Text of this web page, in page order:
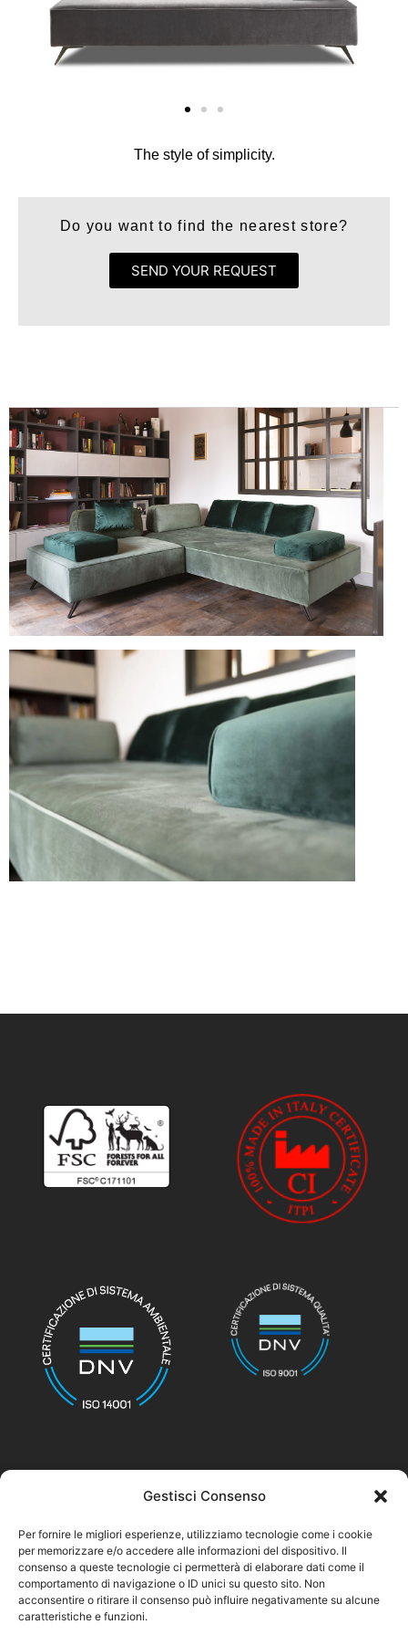
Gestisci Consenso
Per fornire le migliori esperienze, utilizziamo tecnologie come i cookie
per memorizzare e/o accedere alle informazioni del dispositivo. Il
consenso a queste tecnologie ci permetterà di elaborare dati come il
comportamento di navigazione o ID unici su questo sito. Non
acconsentire o ritirare il consenso può influire negativamente su alcune
caratteristiche e funzioni.
The style of simplicity.
Do you want to find the nearest store?
SEND YOUR REQUEST
Privacy Policy
Cookie Policy